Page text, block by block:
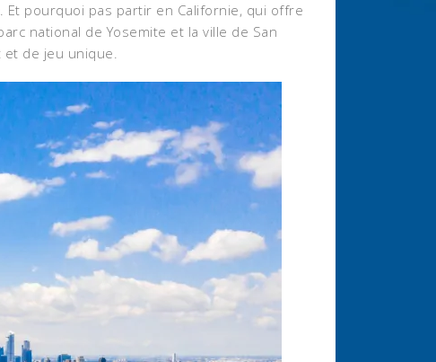
Et pourquoi pas partir en Californie, qui offre
national de Yosemite et la ville de San
et de jeu unique.